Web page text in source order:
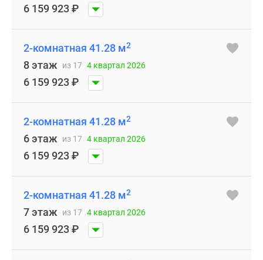
6 159 923₽
2-комнатная 41.28 м2
8 этаж из 17 4 квартал 2026
6 159 923₽
2-комнатная 41.28 м2
6 этаж из 17 4 квартал 2026
6 159 923₽
2-комнатная 41.28 м2
7 этаж из 17 4 квартал 2026
6 159 923₽